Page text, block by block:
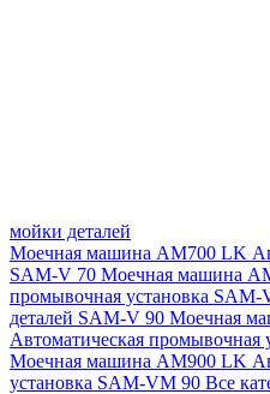
мойки деталей
Моечная машина AM700 LK
SAM-V 70 Моечная машина
промывочная установка SAM-
деталей SAM-V 90 Моечная
Автоматическая промывочная
Моечная машина AM900 LK
установка SAM-VM 90 Все